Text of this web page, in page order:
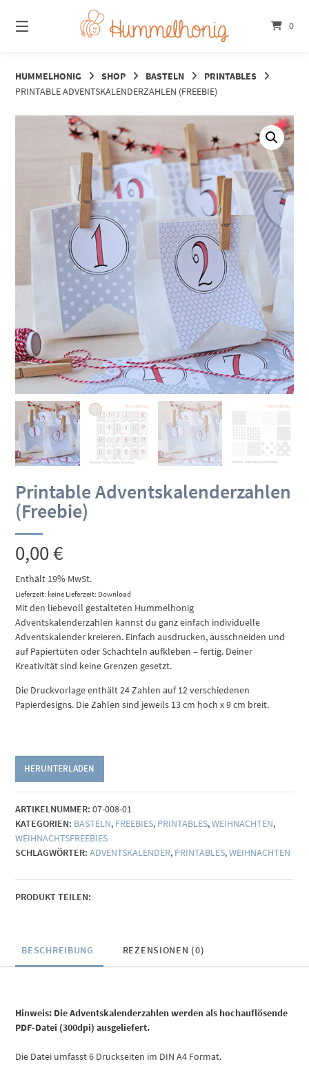
zum
Inhalt
0
HUMMELHONIG SHOP BASTELN
PRINTABLES
PRINTABLE ADVENTSKALENDERZAHLEN (FREEBIE)
Printable Adventskalenderzahlen
(Freebie)
0,00€
Enthält 19% MwSt.
Lieferzeit: keine Lieferzeit: Download
Mit den liebevoll gestalteten Hummelhonig
Adventskalenderzahlen kannst du ganz einfach individuelle
Adventskalender kreieren. Einfach ausdrucken, ausschneiden und
auf Papiertüten oder Schachteln aufkleben – fertig. Deiner
Kreativität sind keine Grenzen gesetzt.
Die Druckvorlage enthält 24 Zahlen auf 12 verschiedenen
Papierdesigns. Die Zahlen sind jeweils 13 cm hoch x 9 cm breit.
HERUNTERLADEN
ARTIKELNUMMER: 07-008-01
KATEGORIEN: BASTELN, FREEBIES, PRINTABLES,WEIHNACHTEN,
WEIHNACHTSFREEBIES
SCHLAGWÖRTER: ADVENTSKALENDER, PRINTABLES,WEIHNACHTEN
PRODUKT TEILEN:
BESCHREIBUNG REZENSIONEN (0)
Hinweis: Die Adventskalenderzahlen werden als hochauflösende
PDF-Datei (300dpi) ausgeliefert.
Die Datei umfasst 6 Druckseiten im DIN A4 Format.